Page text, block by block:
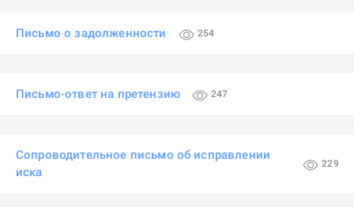
Письмо о задолженности 254
Письмо-ответ на претензию 247
Сопроводительное письмо об исправлении
иска
229